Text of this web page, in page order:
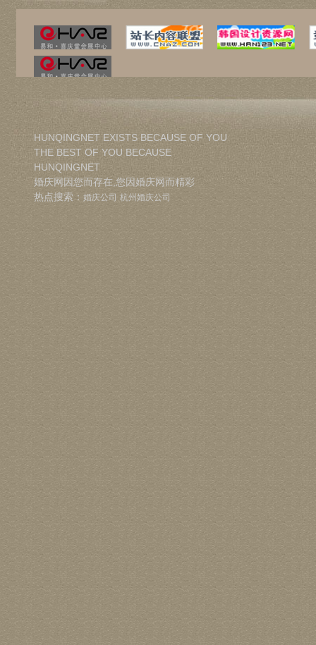
HUNQINGNET EXISTS BECAUSE OF YOU
THE BEST OF YOU BECAUSE
HUNQINGNET
婚庆网因您而存在,您因婚庆网而精彩
热点搜索： 婚庆公司 杭州婚庆公司